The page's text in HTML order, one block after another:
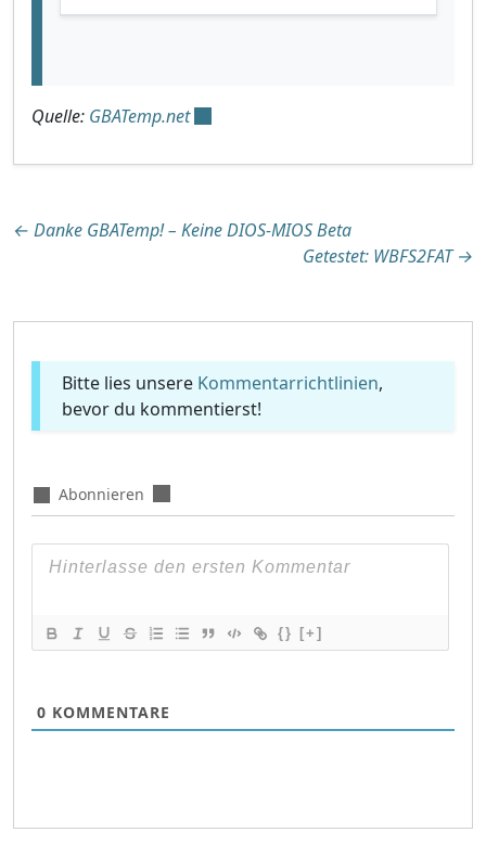
Quelle: GBATemp.net
Beitragsnavigation
← Danke GBATemp! – Keine DIOS-MIOS Beta
Getestet: WBFS2FAT →
Bitte lies unsere Kommentarrichtlinien,
bevor du kommentierst!
Abonnieren
{} [+]
0 KOMMENTARE